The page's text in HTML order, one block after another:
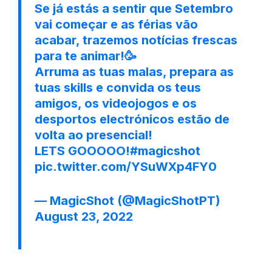
Se já estás a sentir que Setembro
vai começar e as férias vão
acabar, trazemos notícias frescas
para te animar!🥳
Arruma as tuas malas, prepara as
tuas skills e convida os teus
amigos, os videojogos e os
desportos electrónicos estão de
volta ao presencial!
LETS GOOOOO!#magicshot
pic.twitter.com/YSuWXp4FY0
— MagicShot (@MagicShotPT)
August 23, 2022